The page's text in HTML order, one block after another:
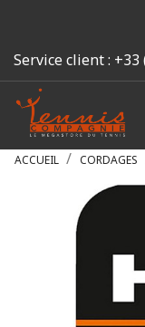
Service client : +33
ACCUEIL CORDAGES